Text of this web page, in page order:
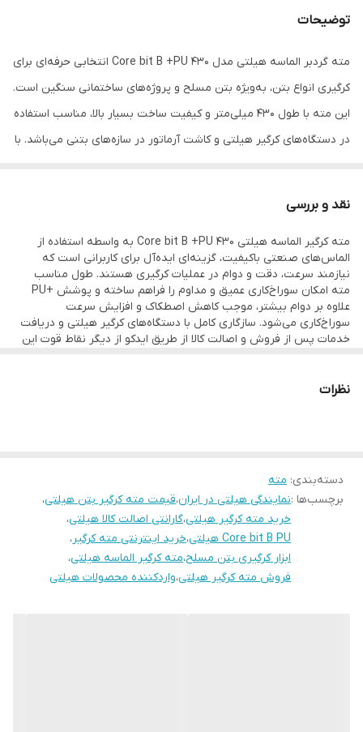
توضیحات
مته گردبر الماسه هیلتی مدل 430 Core bit B +PU انتخابی حرفه‌ای برای
کرگیری انواع بتن، به‌ویژه بتن مسلح و پروژه‌های ساختمانی سنگین است.
این مته با طول ۴۳۰ میلی‌متر و کیفیت ساخت بسیار بالا، مناسب استفاده
در دستگاه‌های کرگیر هیلتی و کاشت آرماتور در سازه‌های بتنی می‌باشد. با
رسمی هیلتی در ایران، این محصول را با گارانتی اصالت کالا و ارائه فاکتور
رسمی عرضه می‌کند.
نقد و بررسی
مته کرگیر الماسه هیلتی 430 Core bit B +PU به واسطه استفاده از
الماس‌های صنعتی باکیفیت، گزینه‌ای ایده‌آل برای کاربرانی است که
نیازمند سرعت، دقت و دوام در عملیات کرگیری هستند. طول مناسب
مته امکان سوراخ‌کاری عمیق و مداوم را فراهم ساخته و پوشش +PU
علاوه بر دوام بیشتر، موجب کاهش اصطکاک و افزایش سرعت
سوراخ‌کاری می‌شود. سازگاری کامل با دستگاه‌های کرگیر هیلتی و دریافت
خدمات پس از فروش و اصالت کالا از طریق ایدکو از دیگر نقاط قوت این
نظرات
دسته‌بندی: مته
برچسب‌ها :نمایندگی هیلتی در ایران،قیمت مته کرگیر بتن هیلتی،
خرید مته کرگیر هیلتی،گارانتی اصالت کالا هیلتی،
Core bit B PU هیلتی
،خرید اینترنتی مته کرگیر،
ابزار کرگیری بتن مسلح،مته کرگیر الماسه هیلتی،
فروش مته کرگیر هیلتی،واردکننده محصولات هیلتی